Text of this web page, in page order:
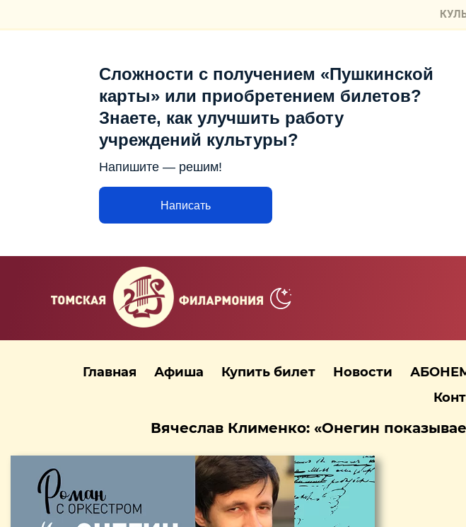
Сложности с получением «Пушкинской
карты» или приобретением билетов?
Знаете, как улучшить работу
учреждений культуры?
Напишите — решим!
Написать
Главная Афиша Купить билет Новости
Вячеслав Клименко: «Онегин